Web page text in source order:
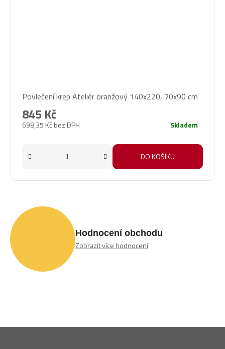
Povlečení krep Ateliér oranžový 140x220, 70x90 cm
698,35 Kč bez DPH
845 Kč
Skladem
DO KOŠÍKU
Hodnocení obchodu
Zobrazit více hodnocení